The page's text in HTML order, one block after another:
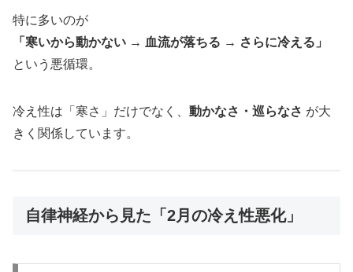
特に多いのが
「寒いから動かない → 血流が落ちる → さらに冷える」
という悪循環。
冷え性は「寒さ」だけでなく、 動かなさ・巡らなさ が大
きく関係しています。
自律神経から見た「2月の冷え性悪化」